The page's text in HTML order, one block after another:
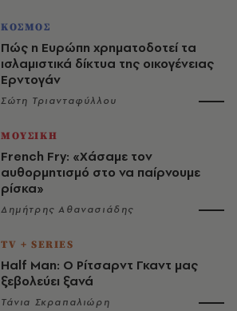
ΚΟΣΜΟΣ
Πώς η Ευρώπη χρηματοδοτεί τα
ισλαμιστικά δίκτυα της οικογένειας
Ερντογάν
Σώτη Τριανταφύλλου
ΜΟΥΣΙΚΗ
French Fry: «Χάσαμε τον
αυθορμητισμό στο να παίρνουμε
ρίσκα»
Δημήτρης Αθανασιάδης
TV + SERIES
Half Man: Ο Ρίτσαρντ Γκαντ μας
ξεβολεύει ξανά
Τάνια Σκραπαλιώρη